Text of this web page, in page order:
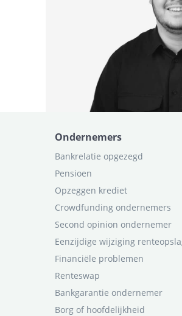
Ondernemers
Bankrelatie opgezegd
Pensioen
Opzeggen krediet
Crowdfunding ondernemers
Second opinion ondernemer
Eenzijdige wijziging
Financiële problemen
Renteswap
Bankgarantie ondernemer
Borg of hoofdelijkheid